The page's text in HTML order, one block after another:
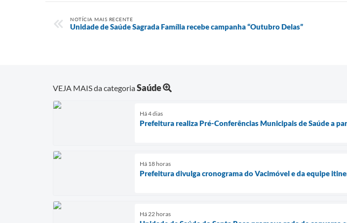
NOTÍCIA MAIS RECENTE
Unidade de Saúde Sagrada Família recebe campanha “Outubro Delas”
VEJA MAIS da categoriaSaúde
Há 4 dias
Prefeitura realiza Pré-Conferências Municipais de Saúde a
Há 18 horas
Prefeitura divulga cronograma do Vacimóvel e da equipe
Há 22 horas